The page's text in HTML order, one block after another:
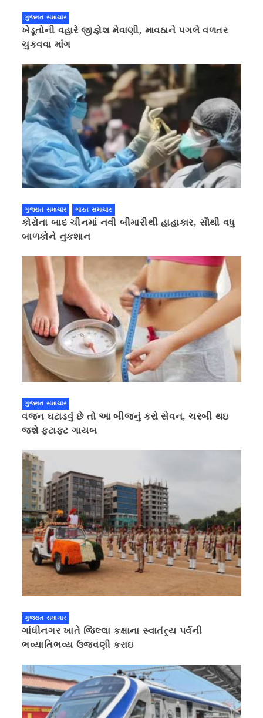
ગુજરાત સમાચાર
ખેડૂતોની વહારે જીજ્ઞેશ મેવાણી, માવઠાને પગલે વળતર
ચુકવવા માંગ
ગુજરાત સમાચાર ભારત સમાચાર
કોરોના બાદ ચીનમાં નવી બીમારીથી હાહાકાર, સૌથી વધુ
બાળકોને નુકશાન
ગુજરાત સમાચાર
વજન ઘટાડવું છે તો આ બીજનું કરો સેવન, ચરબી થઇ
જશે ફટાફટ ગાયબ
ગુજરાત સમાચાર
ગાંધીનગર ખાતે જિલ્લા કક્ષાના સ્વાતંત્ર્ય પર્વની
ભવ્યાતિભવ્ય ઉજવણી કરાઇ